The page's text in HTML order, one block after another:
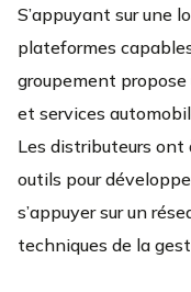
S’appuyant sur une
plateformes
groupement
et services
Les distributeurs
outils pour
s’appuyer sur un
techniques de la